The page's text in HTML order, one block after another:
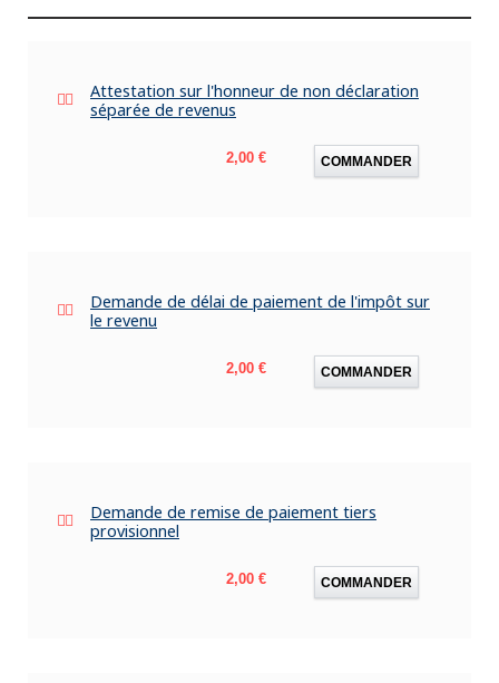
Attestation sur l'honneur de non déclaration
séparée de revenus
Prix
2,00 € COMMANDER
Demande de délai de paiement de l'impôt sur
le revenu
Prix
2,00 € COMMANDER
Demande de remise de paiement tiers
provisionnel
Prix
2,00 € COMMANDER